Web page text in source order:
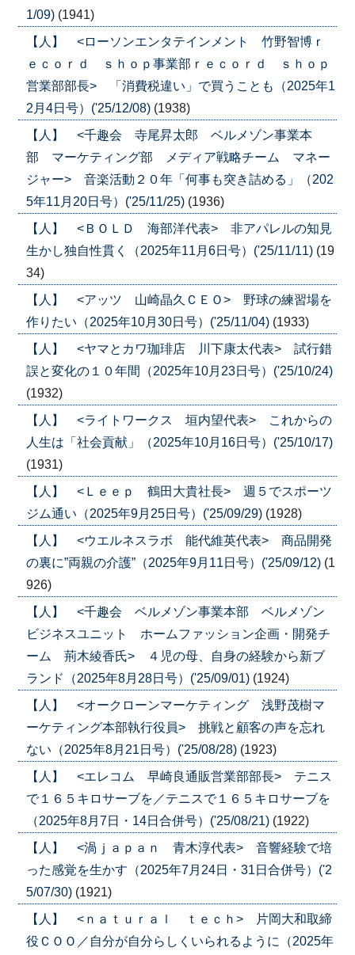
1/09) (1941)
【人】 <ローソンエンタテインメント 竹野智博ｒ
ｅｃｏｒｄ ｓｈｏｐ事業部ｒｅｃｏｒｄ ｓｈｏｐ
営業部部長> 「消費税違い」で買うことも（2025年1
2月4日号）('25/12/08) (1938)
【人】 <千趣会 寺尾昇太郎 ベルメゾン事業本
部 マーケティング部 メディア戦略チーム マネー
ジャー> 音楽活動２０年「何事も突き詰める」（202
5年11月20日号）('25/11/25) (1936)
【人】 <ＢＯＬＤ 海部洋代表> 非アパレルの知見
生かし独自性貫く（2025年11月6日号）('25/11/11) (19
34)
【人】 <アッツ 山崎晶久ＣＥＯ> 野球の練習場を
作りたい（2025年10月30日号）('25/11/04) (1933)
【人】 <ヤマとカワ珈琲店 川下康太代表> 試行錯
誤と変化の１０年間（2025年10月23日号）('25/10/24)
(1932)
【人】 <ライトワークス 垣内望代表> これからの
人生は「社会貢献」（2025年10月16日号）('25/10/17)
(1931)
【人】 <Ｌｅｅｐ 鶴田大貴社長> 週５でスポーツ
ジム通い（2025年9月25日号）('25/09/29) (1928)
【人】 <ウエルネスラボ 能代維英代表> 商品開発
の裏に”両親の介護”（2025年9月11日号）('25/09/12) (1
926)
【人】 <千趣会 ベルメゾン事業本部 ベルメゾン
ビジネスユニット ホームファッション企画・開発チ
ーム 荊木綾香氏> ４児の母、自身の経験から新ブ
ランド（2025年8月28日号）('25/09/01) (1924)
【人】 <オークローンマーケティング 浅野茂樹マ
ーケティング本部執行役員> 挑戦と顧客の声を忘れ
ない（2025年8月21日号）('25/08/28) (1923)
【人】 <エレコム 早崎良通販営業部部長> テニス
で１６５キロサーブを／テニスで１６５キロサーブを
（2025年8月7日・14日合併号）('25/08/21) (1922)
【人】 <渦ｊａｐａｎ 青木淳代表> 音響経験で培
った感覚を生かす（2025年7月24日・31日合併号）('2
5/07/30) (1921)
【人】 <ｎａｔｕｒａｌ ｔｅｃｈ> 片岡大和取締
役ＣＯＯ／自分が自分らしくいられるように（2025年